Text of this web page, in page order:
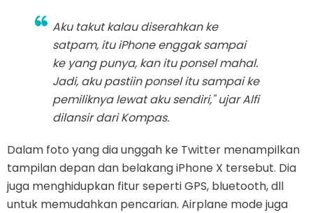
Aku takut kalau diserahkan ke
satpam, itu iPhone enggak sampai
ke yang punya, kan itu ponsel mahal.
Jadi, aku pastiin ponsel itu sampai ke
pemiliknya lewat aku sendiri," ujar Alfi
dilansir dari Kompas.
Dalam foto yang dia unggah ke Twitter menampilkan
tampilan depan dan belakang iPhone X tersebut. Dia
juga menghidupkan fitur seperti GPS, bluetooth, dll
untuk memudahkan pencarian. Airplane mode juga